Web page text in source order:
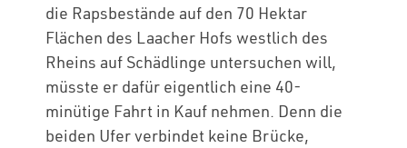
die Rapsbestände auf den 70 Hektar
Flächen des Laacher Hofs westlich des
Rheins auf Schädlinge untersuchen will,
müsste er dafür eigentlich eine 40-
minütige Fahrt in Kauf nehmen. Denn die
beiden Ufer verbindet keine Brücke,